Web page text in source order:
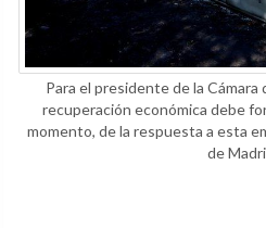
Para el presidente de la Cámara
recuperación económica debe
momento, de la respuesta a esta
de